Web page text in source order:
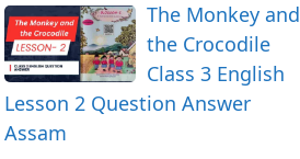
The Monkey and
the Crocodile
Class 3 English
Lesson 2 Question Answer
Assam